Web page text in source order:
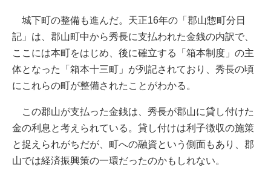
城下町の整備も進んだ。天正16年の「郡山惣町分日
記」は、郡山町中から秀長に支払われた金銭の内訳で、
ここには本町をはじめ、後に確立する「箱本制度」の主
体となった「箱本十三町」が列記されており、秀長の頃
にこれらの町が整備されたことがわかる。
この郡山が支払った金銭は、秀長が郡山に貸し付けた
金の利息と考えられている。貸し付けは利子徴収の施策
と捉えられがちだが、町への融資という側面もあり、郡
山では経済振興策の一環だったのかもしれない。